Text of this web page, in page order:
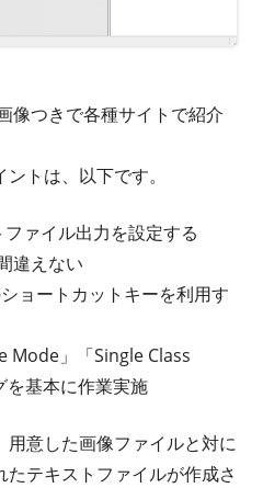
像つきで各種サイトで紹介
トは、以下です。
ァイル出力を設定する
違えない
ョートカットキーを利用す
Mode」「Single Class
基本に作業実施
意した画像ファイルと対に
テキストファイルが作成さ